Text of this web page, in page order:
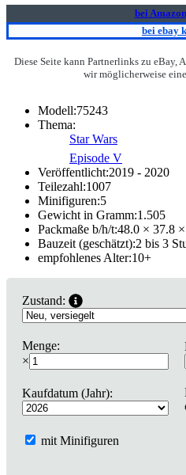
bei
bei ebay
Diese Seite kann Partnerlinks zu eBay,
wir möglicherweise
Modell:75243
Thema:
Star Wars
Episode V
Veröffentlicht:2019 - 2020
Teilezahl:1007
Minifiguren:5
Gewicht in Gramm:1.505
Packmaße b/h/t:48.0 × 37.8
Bauzeit (geschätzt):2 bis 3
empfohlenes Alter:10+
Zustand:
Menge:
×
Kaufdatum (Jahr):
mit Minifiguren